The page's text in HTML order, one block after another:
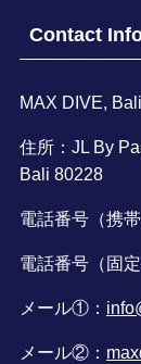
Contact
MAX DIVE,
住所：JL By
Bali 80228
電話番号（携
電話番号（固定
メール①：
メール②：